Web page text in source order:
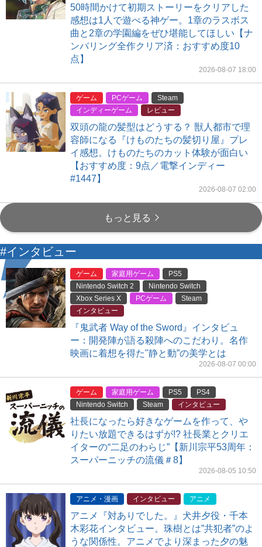
50時間かけて初期ストーリーをクリアした
感想は1人で遊べる神ゲー。1章のラスボス
曲と2章の学園編をぜひ堪能してほしい【ナ
ンバリング全作クリア済：おすすめ度10
点】
2026-08-07 18:00
ゲーム PCゲーム
Steam
インディーゲーム
レビュー
双頭の龍の髪型はどうする？ 獣人都市で理
容師になる『けものたちの髪切り屋』プレ
イ感想。けものたちのカット体験が面白い
【おすすめ度：9点／電撃インディー
#1447】
2026-08-07 02:00
もっと見る
#インタビュー
ゲーム 家庭用ゲーム
PS5
Nintendo Switch 2
Nintendo Switch
Xbox Series X
PCゲーム
Steam
インタビュー
『鬼武者 Way of the Sword』インタビュ
ー：開発陣が語る殺陣へのこだわり。名作
映画に着想を得た"静と動”の美学とは
2026-08-07 00:00
ゲーム 家庭用ゲーム PS5
PS4
Nintendo Switch
Steam インタビュー
社長になったら好きなゲームを作って、や
りたい放題できるはずが!? 社長業とクリエ
イターの“二足のわらじ”【新川宗平53周年：
スーパーニッチの流儀＃8】
2026-08-05 10:50
アニメ・漫画 インタビュー アニメ
アニメ『対ありでした。』犬井夕役・千本
木彩花インタビュー。珠樹とは”共犯者”のよ
うな関係性。アニメでより深まった夕の魅